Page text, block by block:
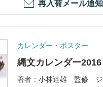
再入荷メール通知
カレンダー・ポスター
縄文カレンダー
著者：